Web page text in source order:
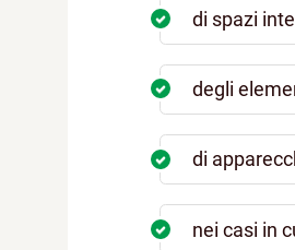
di spazi
degli
di
nei casi in